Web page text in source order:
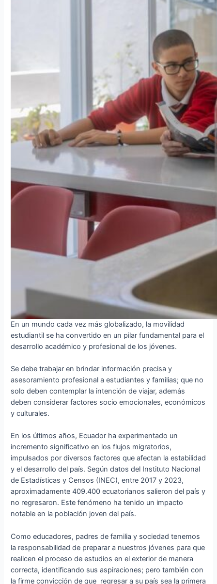
En un mundo cada vez más globalizado, la movilidad
estudiantil se ha convertido en un pilar fundamental para el
desarrollo académico y profesional de los jóvenes.
Se debe trabajar en brindar información precisa y
asesoramiento profesional a estudiantes y familias; que no
solo deben contemplar la intención de viajar, además
deben considerar factores socio emocionales, económicos
y culturales.
En los últimos años, Ecuador ha experimentado un
incremento significativo en los flujos migratorios,
impulsados por diversos factores que afectan la estabilidad
y el desarrollo del país. Según datos del Instituto Nacional
de Estadísticas y Censos (INEC), entre 2017 y 2023,
aproximadamente 409.400 ecuatorianos salieron del país y
no regresaron. Este fenómeno ha tenido un impacto
notable en la población joven del país.
Como educadores, padres de familia y sociedad tenemos
la responsabilidad de preparar a nuestros jóvenes para que
realicen el proceso de estudios en el exterior de manera
correcta, identificando sus aspiraciones; pero también con
la firme convicción de que regresar a su país sea la primera